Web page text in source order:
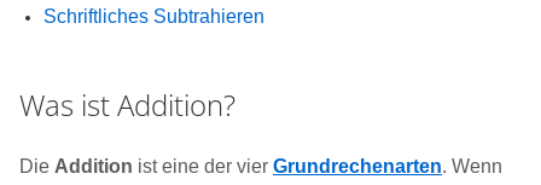
Schriftliches Subtrahieren
Was ist Addition?
Die Addition ist eine der vier Grundrechenarten. Wenn